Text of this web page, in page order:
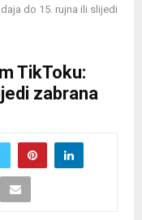
do 15. rujna ili slijedi
TikToku:
zabrana